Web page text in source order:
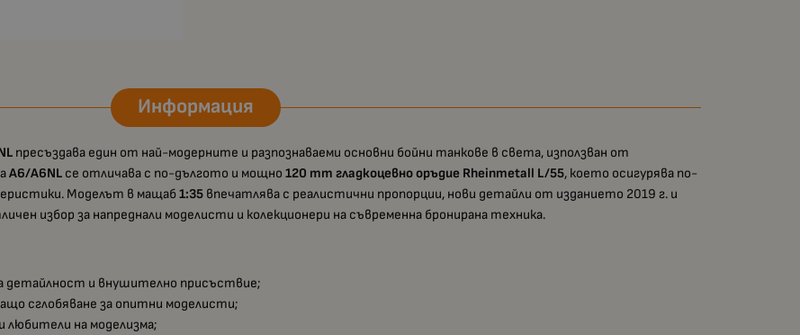
Информация
пресъздава един от най-модерните и разпознаваеми основни бойни танкове в света, използван от
A6/A6NL се отличава с по-дългото и мощно120 mm гладкоцевно оръдие Rheinmetall L/55, което осигурява по-
Моделът в мащаб1:35 впечатлява с реалистични пропорции, нови детайли от изданието 2019 г. и
избор за напреднали моделисти и колекционери на съвременна бронирана техника.
детайлност и внушително присъствие;
сглобяване за опитни моделисти;
любители на моделизма;